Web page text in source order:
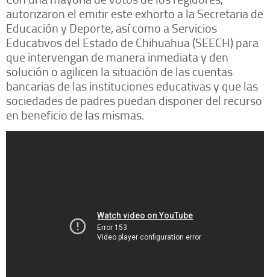
autorizaron el emitir este exhorto a la Secretaria de
Educación y Deporte, así como a Servicios
Educativos del Estado de Chihuahua (SEECH) para
que intervengan de manera inmediata y den
solución o agilicen la situación de las cuentas
bancarias de las instituciones educativas y que las
sociedades de padres puedan disponer del recurso
en beneficio de las mismas.